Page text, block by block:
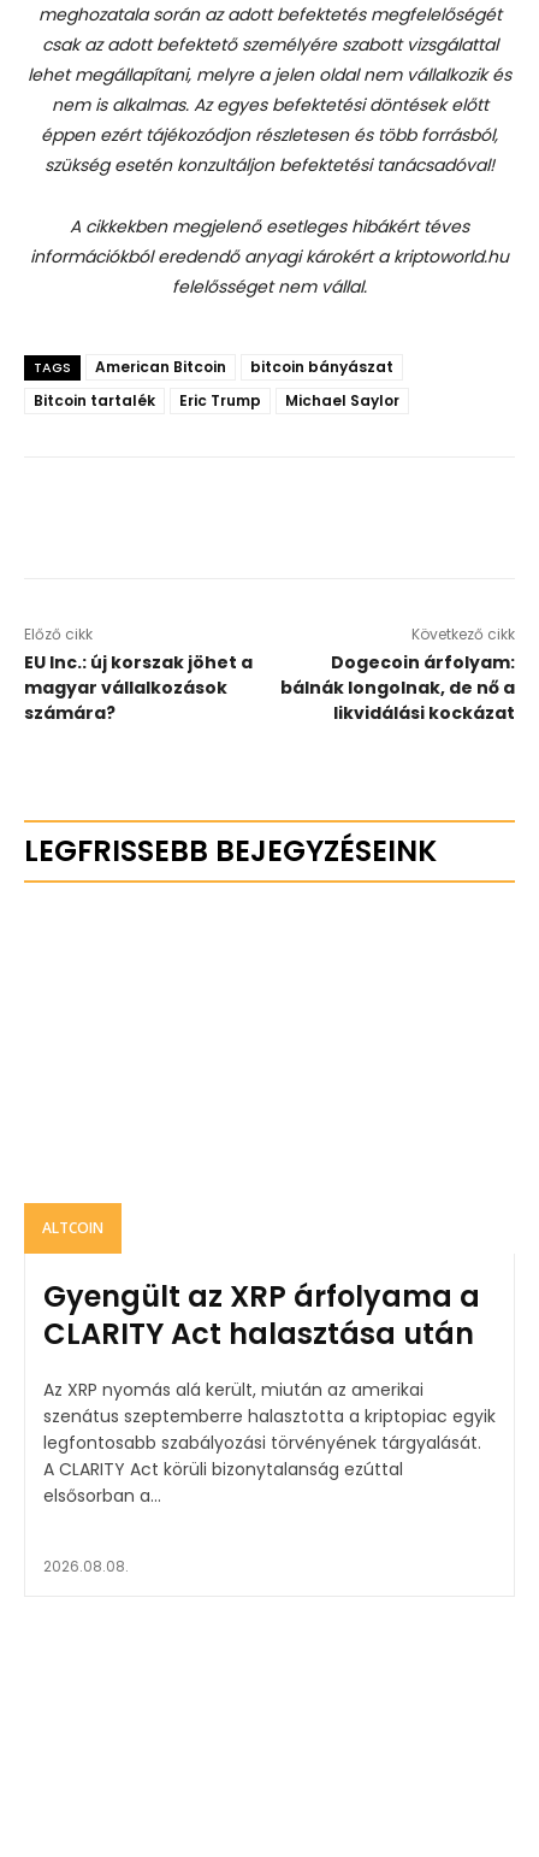
meghozatala során az adott befektetés megfelelőségét
csak az adott befektető személyére szabott vizsgálattal
lehet megállapítani, melyre a jelen oldal nem vállalkozik és
nem is alkalmas. Az egyes befektetési döntések előtt
éppen ezért tájékozódjon részletesen és több forrásból,
szükség esetén konzultáljon befektetési tanácsadóval!
A cikkekben megjelenő esetleges hibákért téves
információkból eredendő anyagi károkért a kriptoworld.hu
felelősséget nem vállal.
TAGS American Bitcoin
bitcoin bányászat
Bitcoin tartalék
Eric Trump Michael Saylor
Előző cikk
EU Inc.: új korszak jöhet a
magyar vállalkozások
számára?
Következő cikk
Dogecoin árfolyam:
bálnák longolnak, de nő a
likvidálási kockázat
LEGFRISSEBB BEJEGYZÉSEINK
ALTCOIN
Gyengült az XRP árfolyama a
CLARITY Act halasztása után
Az XRP nyomás alá került, miután az amerikai
szenátus szeptemberre halasztotta a kriptopiac egyik
legfontosabb szabályozási törvényének tárgyalását.
A CLARITY Act körüli bizonytalanság ezúttal
elsősorban a...
2026.08.08.